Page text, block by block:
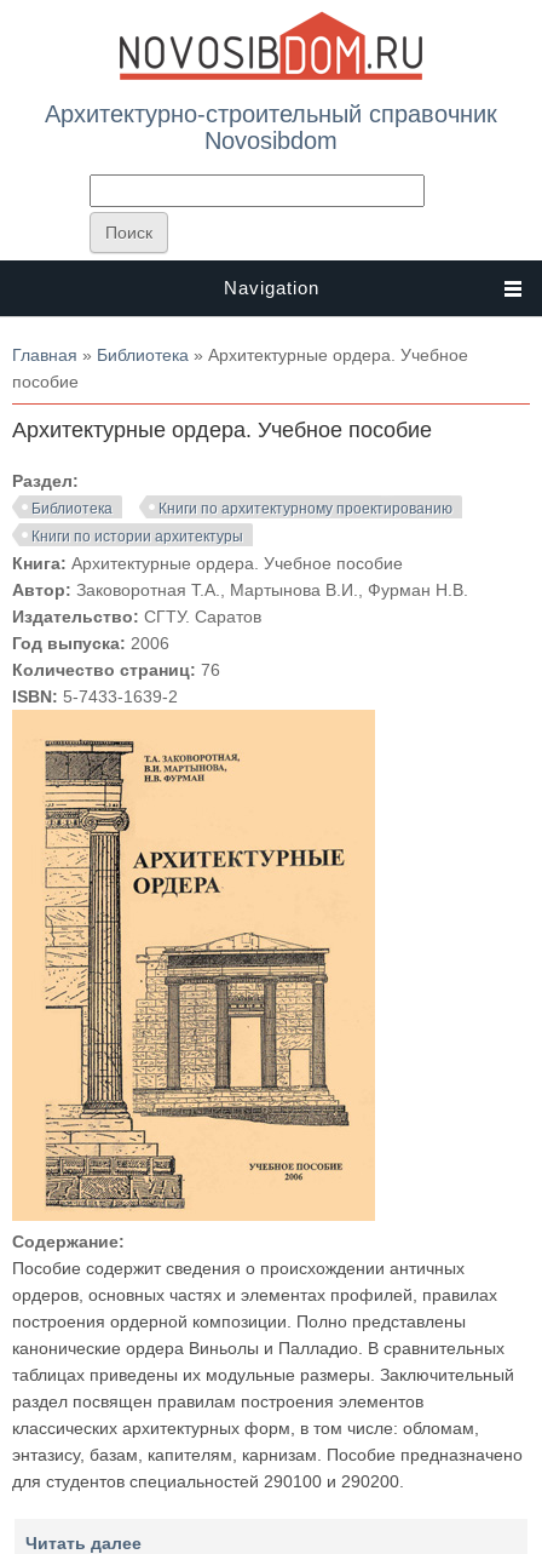
Архитектурно-строительный справочник
Novosibdom
Navigation
Вы здесь
Главная » Библиотека » Архитектурные ордера. Учебное
пособие
Архитектурные ордера. Учебное пособие
Раздел:
Библиотека
Книги по архитектурному проектированию
Книги по истории архитектуры
Книга: Архитектурные ордера. Учебное пособие
Автор: Заковоротная Т.А., Мартынова В.И., Фурман Н.В.
Издательство: СГТУ. Саратов
Год выпуска: 2006
Количество страниц: 76
ISBN: 5-7433-1639-2
Содержание:
Пособие содержит сведения о происхождении античных
ордеров, основных частях и элементах профилей, правилах
построения ордерной композиции. Полно представлены
канонические ордера Виньолы и Палладио. В сравнительных
таблицах приведены их модульные размеры. Заключительный
раздел посвящен правилам построения элементов
классических архитектурных форм, в том числе: обломам,
энтазису, базам, капителям, карнизам. Пособие предназначено
для студентов специальностей 290100 и 290200.
Читать далее